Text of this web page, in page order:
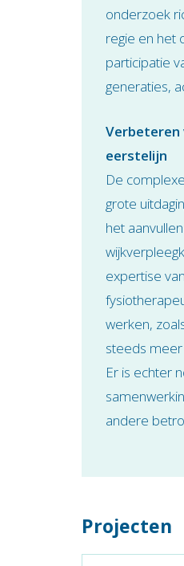
onderzoek
regie en het
participatie
generaties,
Verbeteren
eerstelijn
De
grote
het
expertise
werken,
steeds
Er is echter
andere
Projecten